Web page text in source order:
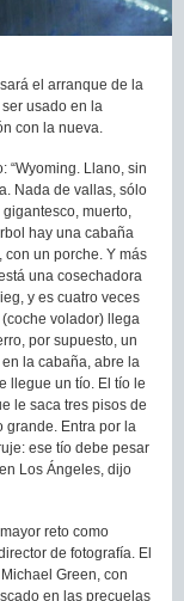
el arranque de la
usado en la
con la nueva.
“Wyoming. Llano, sin
Nada de vallas, sólo
muerto,
hay una cabaña
con un porche. Y más
una cosechadora
y es cuatro veces
volador) llega
por supuesto, un
la cabaña, abre la
llegue un tío. El tío le
le saca tres pisos de
grande. Entra por la
ese tío debe pesar
Los Ángeles, dijo
reto como
de fotografía. El
Green, con
en las precuelas